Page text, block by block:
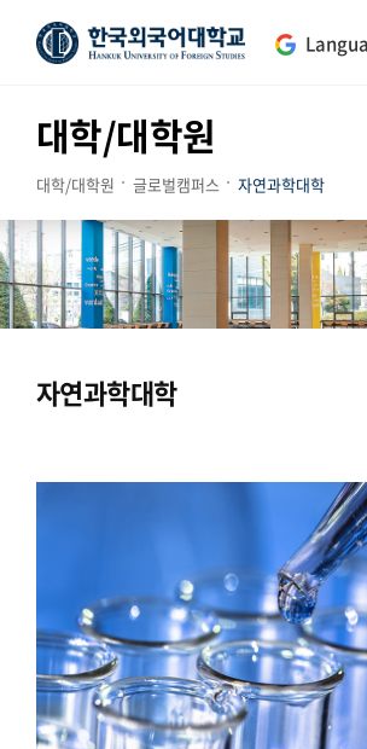
대학/대학원
대학/대학원 글로벌캠퍼스 자연과학대학
자연과학대학